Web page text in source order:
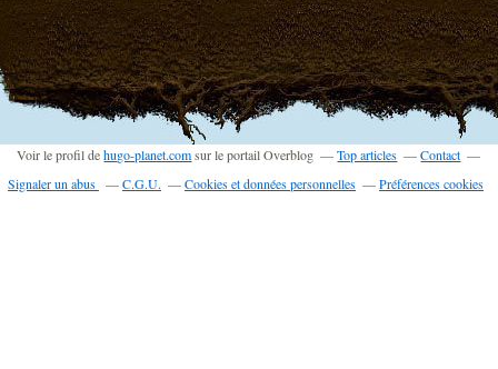
Voir le profil dehugo-planet.comsur le portail Overblog Top articles
Contact
Signaler un abus
C.G.U. Cookies et données personnelles Préférences cookies